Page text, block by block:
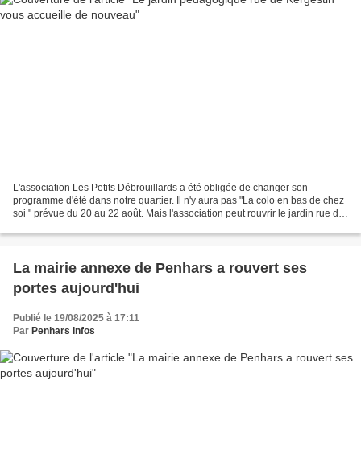
L'association Les Petits Débrouillards a été obligée de changer son
programme d'été dans notre quartier. Il n'y aura pas "La colo en bas de chez
soi " prévue du 20 au 22 août. Mais l'association peut rouvrir le jardin rue de
La mairie annexe de Penhars a rouvert ses
portes aujourd'hui
Publié le 19/08/2025 à 17:11
Par Penhars Infos